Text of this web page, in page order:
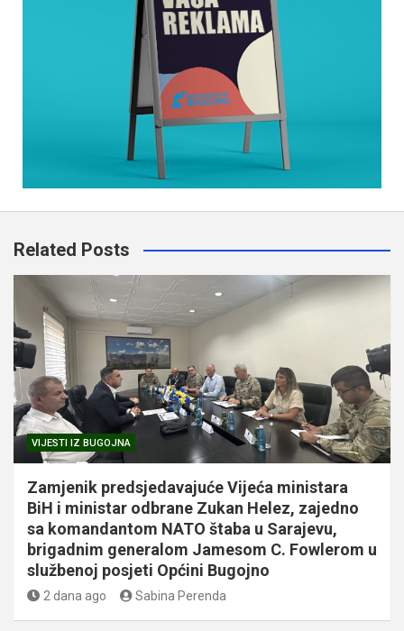
Related Posts
VIJESTI IZ BUGOJNA
Zamjenik predsjedavajuće Vijeća ministara
BiH i ministar odbrane Zukan Helez, zajedno
sa komandantom NATO štaba u Sarajevu,
brigadnim generalom Jamesom C. Fowlerom u
službenoj posjeti Općini Bugojno
2 dana ago Sabina Perenda